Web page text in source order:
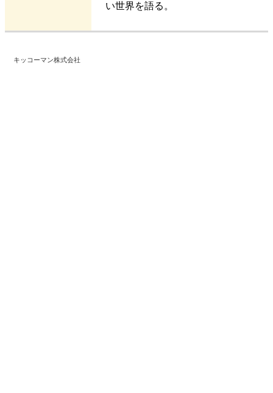
い世界を語る。
キッコーマン株式会社